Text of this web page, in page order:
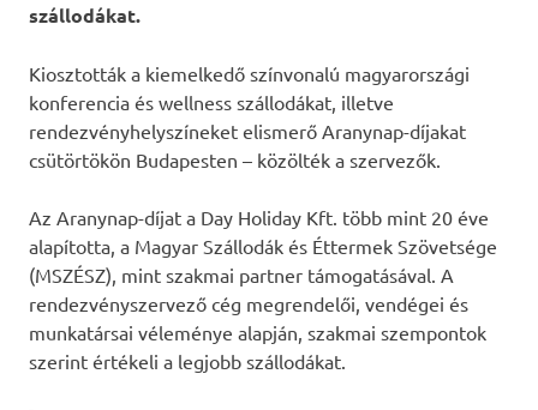
szállodákat.
Kiosztották a kiemelkedő színvonalú magyarországi
konferencia és wellness szállodákat, illetve
rendezvényhelyszíneket elismerő Aranynap-díjakat
csütörtökön Budapesten – közölték a szervezők.
Az Aranynap-díjat a Day Holiday Kft. több mint 20 éve
alapította, a Magyar Szállodák és Éttermek Szövetsége
(MSZÉSZ), mint szakmai partner támogatásával. A
rendezvényszervező cég megrendelői, vendégei és
munkatársai véleménye alapján, szakmai szempontok
szerint értékeli a legjobb szállodákat.